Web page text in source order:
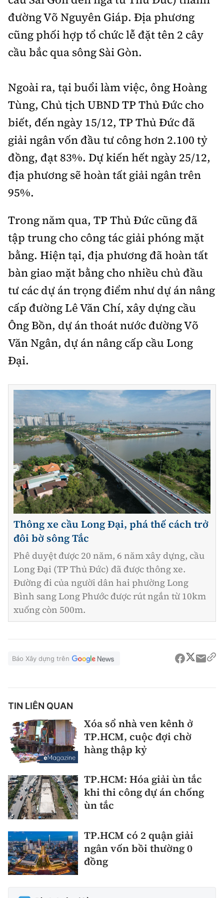
đường Võ Nguyên Giáp. Địa phương
cũng phối hợp tổ chức lễ đặt tên 2 cây
cầu bắc qua sông Sài Gòn.
Ngoài ra, tại buổi làm việc, ông Hoàng
Tùng, Chủ tịch UBND TP Thủ Đức cho
biết, đến ngày 15/12, TP Thủ Đức đã
giải ngân vốn đầu tư công hơn 2.100 tỷ
đồng, đạt 83%. Dự kiến hết ngày 25/12,
địa phương sẽ hoàn tất giải ngân trên
95%.
Trong năm qua, TP Thủ Đức cũng đã
tập trung cho công tác giải phóng mặt
bằng. Hiện tại, địa phương đã hoàn tất
bàn giao mặt bằng cho nhiều chủ đầu
tư các dự án trọng điểm như dự án nâng
cấp đường Lê Văn Chí, xây dựng cầu
Ông Bồn, dự án thoát nước đường Võ
Văn Ngân, dự án nâng cấp cầu Long
Đại.
Thông xe cầu Long Đại, phá thế cách trở
đôi bờ sông Tắc
Phê duyệt được 20 năm, 6 năm xây dựng, cầu
Long Đại (TP Thủ Đức) đã được thông xe.
Đường đi của người dân hai phường Long
Bình sang Long Phước được rút ngắn từ 10km
xuống còn 500m.
Báo Xây dựng trên
TIN LIÊN QUAN
Xóa sổ nhà ven kênh ở
TP.HCM, cuộc đợi chờ
hàng thập kỷ
TP.HCM: Hóa giải ùn tắc
khi thi công dự án chống
ùn tắc
TP.HCM có 2 quận giải
ngân vốn bồi thường 0
đồng